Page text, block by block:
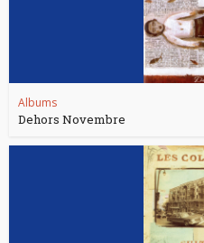
Albums
Dehors Novembre